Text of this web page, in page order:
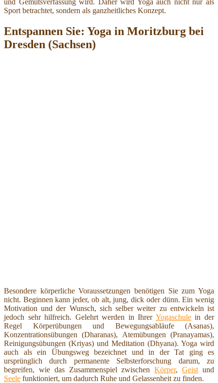
Sport betrachtet, sondern als ganzheitliches Konzept.
Entspannen Sie: Yoga in Moritzburg bei
Dresden (Sachsen)
Besondere körperliche Voraussetzungen benötigen Sie zum Yoga
nicht. Beginnen kann jeder, ob alt, jung, dick oder dünn. Ein wenig
Motivation und der Wunsch, sich selber weiter zu entwickeln ist
jedoch sehr hilfreich. Gelehrt werden in Ihrer Yogaschulein der
Regel Körperübungen und Bewegungsabläufe (Asanas),
Konzentrationsübungen (Dharanas), Atemübungen (Pranayamas),
Reinigungsübungen (Kriyas) und Meditation (Dhyana). Yoga wird
auch als ein Übungsweg bezeichnet und in der Tat ging es
ursprünglich durch permanente Selbsterforschung darum, zu
begreifen, wie das Zusammenspiel zwischenKörper,Geist und
Seele funktioniert, um dadurch Ruhe und Gelassenheit zu finden.